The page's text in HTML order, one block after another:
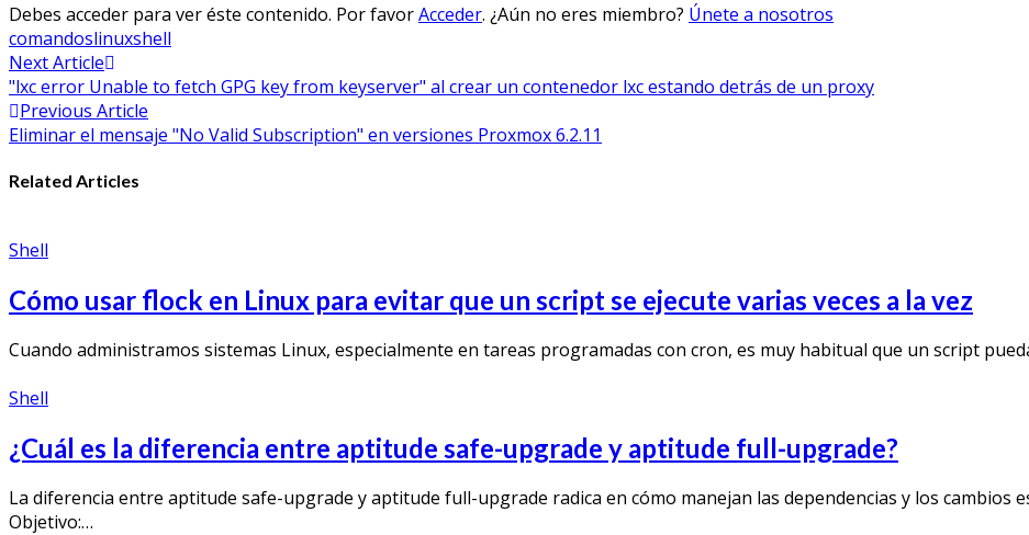
Debes acceder para ver éste contenido. Por favorAcceder. ¿Aún no eres miembro? Únete a nosotros
comandoslinuxshell
Navegación
de
entradas
Next Article
"lxc error Unable to fetch GPG key from keyserver" al crear un contenedor lxc estando detrás de un proxy
Previous Article
Eliminar el mensaje "No Valid Subscription" en versiones Proxmox 6.2.11
Related Articles
Shell
Cómo usar flock en Linux para evitar que un script se ejecute varias veces a la vez
Cuando administramos sistemas Linux, especialmente en tareas programadas con cron, es muy habitual que un script
Shell
¿Cuál es la diferencia entre aptitude safe-upgrade y aptitude full-upgrade?
La diferencia entre aptitude safe-upgrade y aptitude full-upgrade radica en cómo manejan las dependencias y los cambios
Objetivo:…